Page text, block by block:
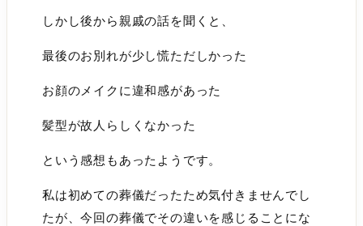
しかし後から親戚の話を聞くと、
最後のお別れが少し慌ただしかった
お顔のメイクに違和感があった
髪型が故人らしくなかった
という感想もあったようです。
私は初めての葬儀だったため気付きませんでし
たが、今回の葬儀でその違いを感じることにな